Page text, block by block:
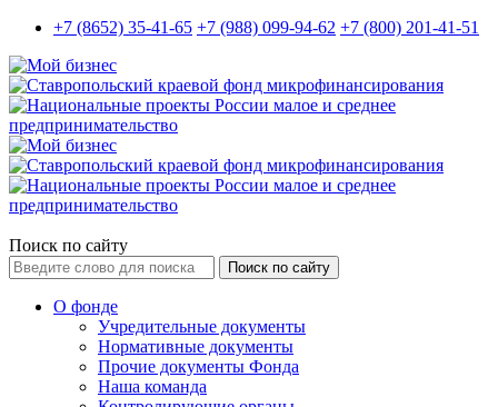
+7 (8652) 35-41-65 +7 (988) 099-94-62 +7 (800) 201-41-51
Поиск по сайту
Поиск по сайту
О фонде
Учредительные документы
Нормативные документы
Прочие документы Фонда
Наша команда